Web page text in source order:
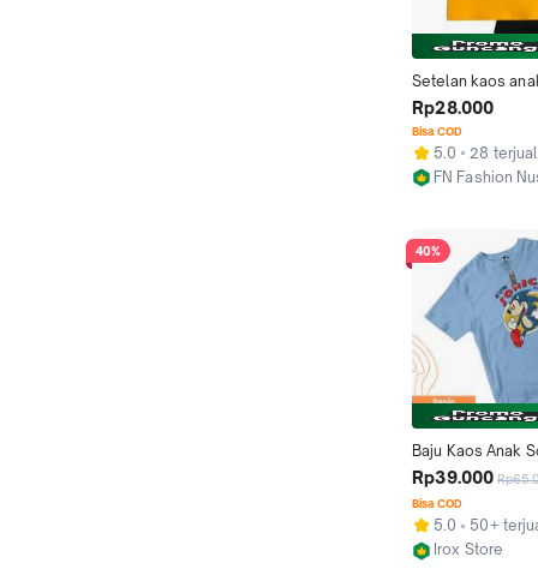
Setelan kaos
baju kaos anak
kaos anak distro
/SONIC
Rp28.000
Bisa COD
5.0
28 terjual
FN Fashion
40%
Baju Kaos Anak
2 3 4 5 6 7 8 9 10
Cowok Cotton
Perempuan Laki-
multicolor Distro
Rp39.000
Bisa COD
5.0
50+
Irox Store